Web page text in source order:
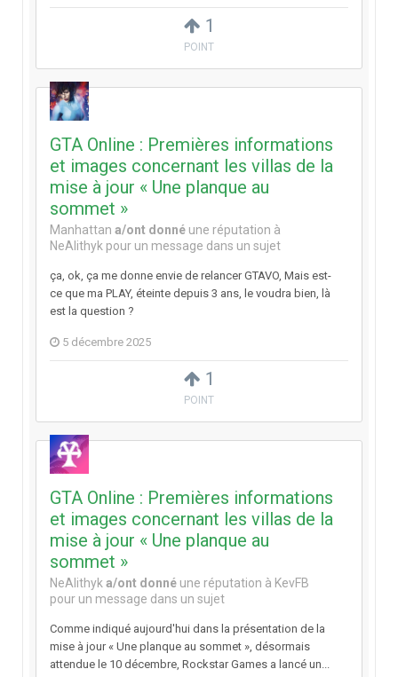
1
POINT
1
POINT
GTA Online : Premières informations
et images concernant les villas de la
mise à jour « Une planque au
sommet »
Manhattan a/ont donné une réputation à
NeAlithyk pour un message dans un sujet
ça, ok, ça me donne envie de relancer GTAVO, Mais est-
ce que ma PLAY, éteinte depuis 3 ans, le voudra bien, là
est la question ?
5 décembre 2025
GTA Online : Premières informations
et images concernant les villas de la
mise à jour « Une planque au
sommet »
NeAlithyka/ont donné une réputation à KevFB
pour un message dans un sujet
Comme indiqué aujourd'hui dans la présentation de la
mise à jour « Une planque au sommet », désormais
attendue le 10 décembre, Rockstar Games a lancé un...